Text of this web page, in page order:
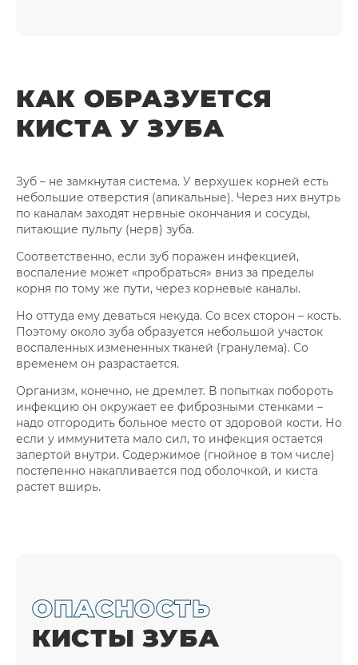
КАК ОБРАЗУЕТСЯ
КИСТА У ЗУБА
Зуб – не замкнутая система. У верхушек корней есть
небольшие отверстия (апикальные). Через них внутрь
по каналам заходят нервные окончания и сосуды,
питающие пульпу (нерв) зуба.
Соответственно, если зуб поражен инфекцией,
воспаление может «пробраться» вниз за пределы
корня по тому же пути, через корневые каналы.
Но оттуда ему деваться некуда. Со всех сторон – кость.
Поэтому около зуба образуется небольшой участок
воспаленных измененных тканей (гранулема). Со
временем он разрастается.
Организм, конечно, не дремлет. В попытках побороть
инфекцию он окружает ее фиброзными стенками –
надо отгородить больное место от здоровой кости. Но
если у иммунитета мало сил, то инфекция остается
запертой внутри. Содержимое (гнойное в том числе)
постепенно накапливается под оболочкой, и киста
растет вширь.
ОПАСНОСТЬ
КИСТЫ ЗУБА